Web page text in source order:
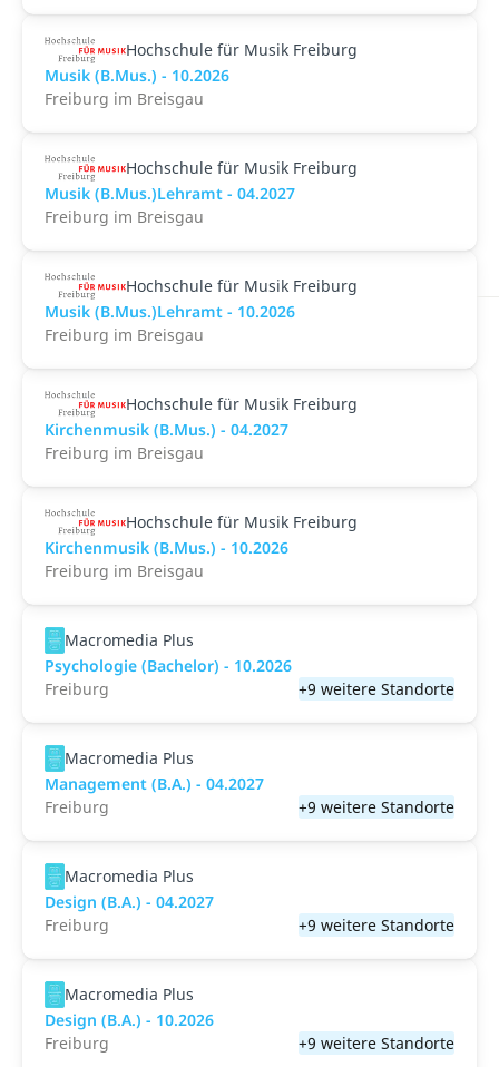
Hochschule für Musik Freiburg
Musik (B.Mus.) - 10.2026
Freiburg im Breisgau
Hochschule für Musik Freiburg
Musik (B.Mus.)Lehramt - 04.2027
Freiburg im Breisgau
Hochschule für Musik Freiburg
Musik (B.Mus.)Lehramt - 10.2026
Freiburg im Breisgau
Hochschule für Musik Freiburg
Kirchenmusik (B.Mus.) - 04.2027
Freiburg im Breisgau
Hochschule für Musik Freiburg
Kirchenmusik (B.Mus.) - 10.2026
Freiburg im Breisgau
Macromedia Plus
Psychologie (Bachelor) - 10.2026
Freiburg
+9 weitere Standorte
Macromedia Plus
Management (B.A.) - 04.2027
Freiburg
+9 weitere Standorte
Macromedia Plus
Design (B.A.) - 04.2027
Freiburg
+9 weitere Standorte
Macromedia Plus
Design (B.A.) - 10.2026
Freiburg
+9 weitere Standorte